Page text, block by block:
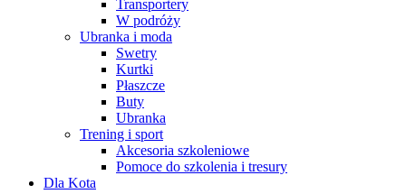
Transportery
W podróży
Ubranka i moda
Swetry
Kurtki
Płaszcze
Buty
Ubranka
Trening i sport
Akcesoria szkoleniowe
Pomoce do szkolenia i tresury
Dla Kota